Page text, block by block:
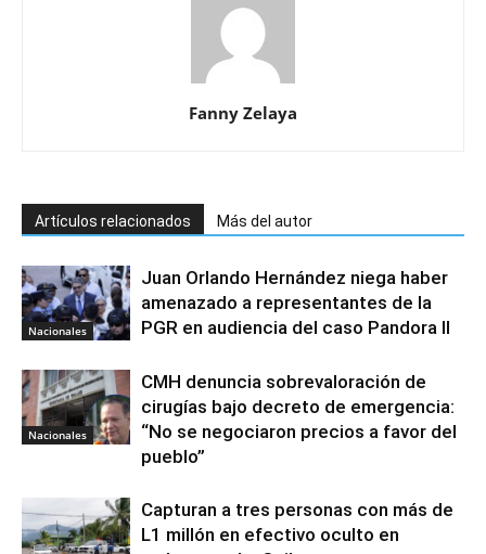
Fanny Zelaya
Artículos relacionados Más del autor
Nacionales
Juan Orlando Hernández niega haber
amenazado a representantes de la
PGR en audiencia del caso Pandora II
Nacionales
CMH denuncia sobrevaloración de
cirugías bajo decreto de emergencia:
“No se negociaron precios a favor del
pueblo”
Capturan a tres personas con más de
L1 millón en efectivo oculto en